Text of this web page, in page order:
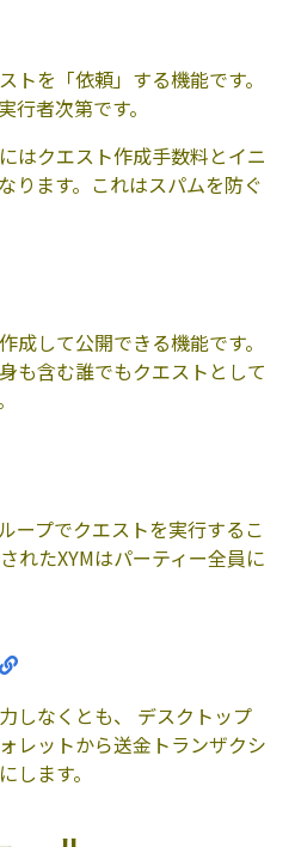
トを「依頼」する機能です。
行者次第です。
はクエスト作成手数料とイニ
ります。これはスパムを防ぐ
成して公開できる機能です。
も含む誰でもクエストとして
ープでクエストを実行するこ
れたXYMはパーティー全員に
しなくとも、 デスクトップ
レットから送金トランザクシ
します。